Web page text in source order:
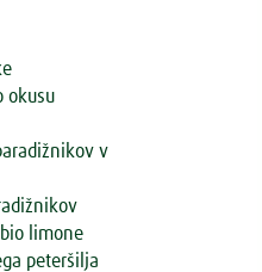
okusu
v
limone
peteršilja